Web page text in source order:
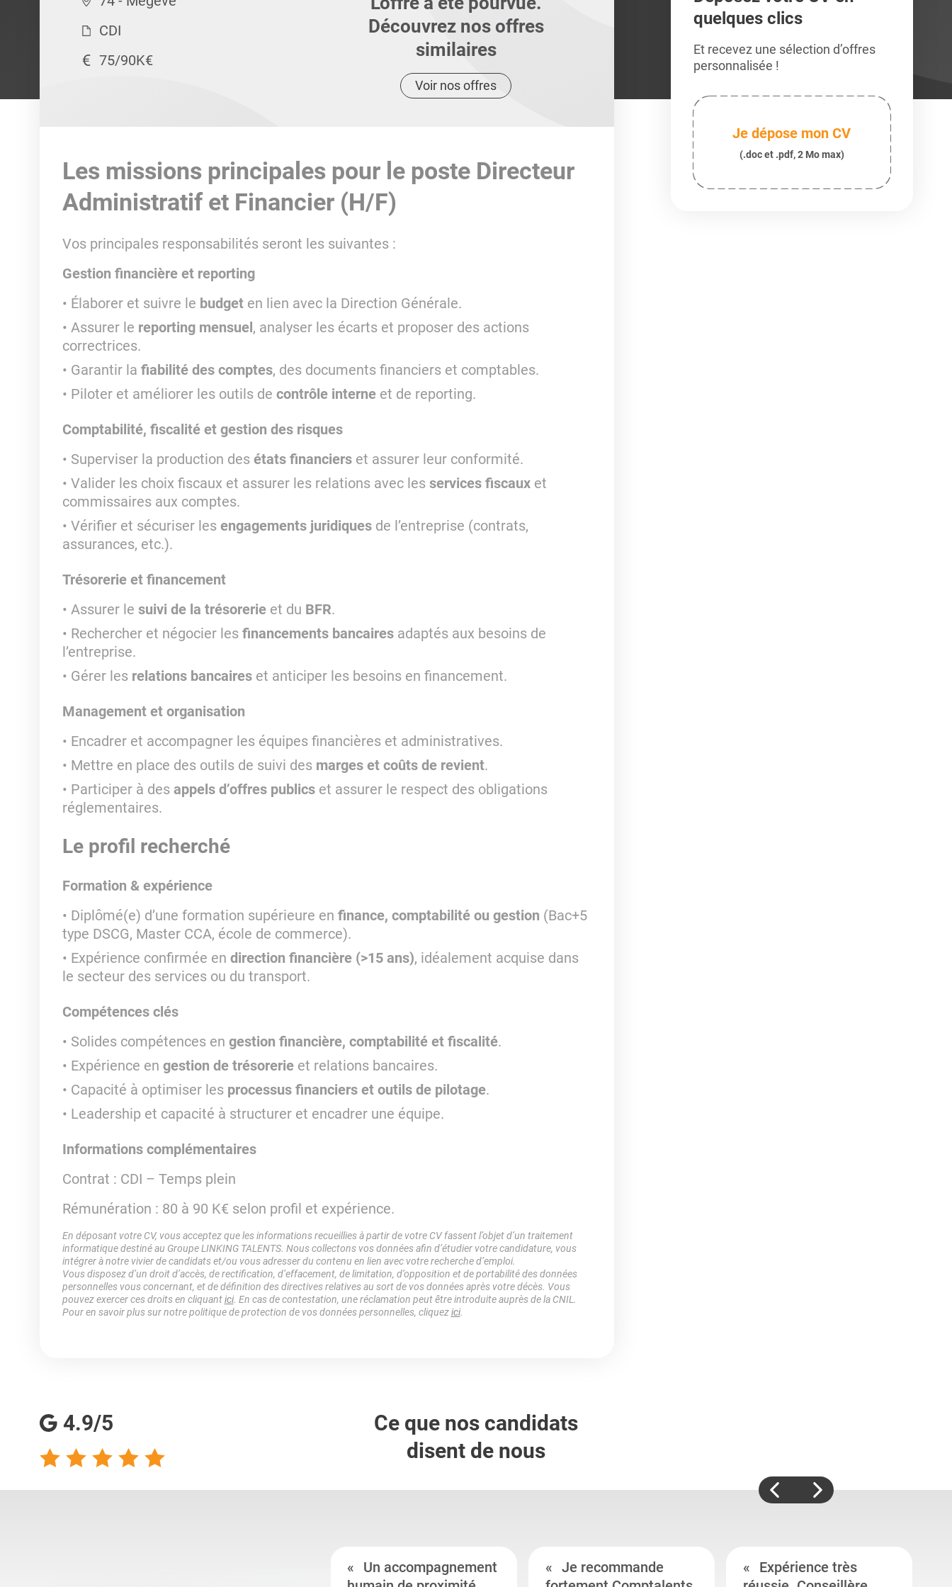
CDI
75/90K€
Découvrez nos offres
similaires
Voir nos offres
Les missions principales pour le poste Directeur
Administratif et Financier (H/F)
Vos principales responsabilités seront les suivantes :
Gestion financière et reporting
Élaborer et suivre le budgeten lien avec la Direction Générale.
Assurer le reporting mensuel, analyser les écarts et proposer des actions
correctrices.
Garantir la fiabilité des comptes, des documents financiers et comptables.
Piloter et améliorer les outils de contrôle interneet de reporting.
Comptabilité, fiscalité et gestion des risques
Superviser la production des états financierset assurer leur conformité.
Valider les choix fiscaux et assurer les relations avec les services fiscauxet
commissaires aux comptes.
Vérifier et sécuriser les engagements juridiquesde l’entreprise (contrats,
assurances, etc.).
Trésorerie et financement
Assurer le suivi de la trésorerieet du BFR.
Rechercher et négocier les financements bancairesadaptés aux besoins de
l’entreprise.
Gérer les relations bancaireset anticiper les besoins en financement.
Management et organisation
Encadrer et accompagner les équipes financières et administratives.
Mettre en place des outils de suivi des marges et coûts de revient.
Participer à des appels d’offres publicset assurer le respect des obligations
réglementaires.
Le profil recherché
Formation & expérience
Diplômé(e) d’une formation supérieure en finance, comptabilité ou gestion (Bac+5
type DSCG, Master CCA, école de commerce).
Expérience confirmée en direction financière (>15 ans), idéalement acquise dans
le secteur des services ou du transport.
Compétences clés
Solides compétences en gestion financière, comptabilité et fiscalité.
Expérience en gestion de trésorerieet relations bancaires.
Capacité à optimiser les processus financiers et outils de pilotage.
Leadership et capacité à structurer et encadrer une équipe.
Informations complémentaires
Contrat : CDI – Temps plein
Rémunération : 80 à 90 K€ selon profil et expérience.
En déposant votre CV, vous acceptez que les informations recueillies à partir de votre CV fassent l’objet d’un traitement
informatique destiné au Groupe LINKING TALENTS. Nous collectons vos données afin d’étudier votre candidature, vous
intégrer à notre vivier de candidats et/ou vous adresser du contenu en lien avec votre recherche d’emploi.
Vous disposez d’un droit d’accès, de rectification, d’effacement, de limitation, d’opposition et de portabilité des données
personnelles vous concernant, et de définition des directives relatives au sort de vos données après votre décès. Vous
pouvez exercer ces droits en cliquantici. En cas de contestation, une réclamation peut être introduite auprès de la CNIL.
Pour en savoir plus sur notre politique de protection de vos données personnelles, cliquezici.
quelques clics
Et recevez une sélection d’offres
personnalisée !
Je dépose mon CV
(.doc et .pdf, 2 Mo max)
4.9/5
Ce que nos candidats
disent de nous
Un accompagnement
Je recommande
Expérience très